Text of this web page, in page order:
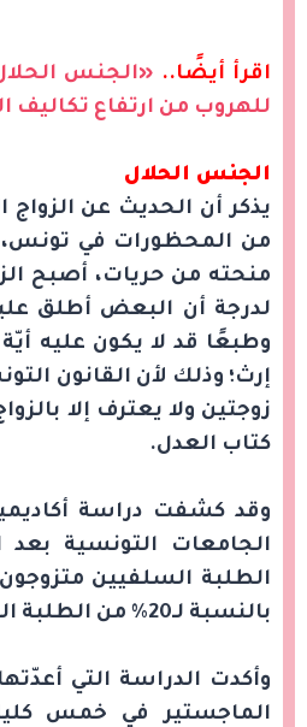
اقرأ أيضًا.. «الجنس
للهروب من ارتفاع تكاليف
الجنس الحلال
يذكر أن الحديث عن
من المحظورات في تونس،
منحته من حريات، أصبح
لدرجة أن البعض أطلق
وطبعًا قد لا يكون عليه أيّة
إرث؛ وذلك لأن القانون
زوجتين ولا يعترف إلا
كتاب العدل.
وقد كشفت دراسة
الطلبة السلفيين
بالنسبة لـ20% من الطلبة المتعاطفين معهم.
وأكدت الدراسة التي
الماجستير في خمس